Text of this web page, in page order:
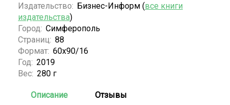
Издательство: Бизнес-Информ (все книги
издательства)
Город: Симферополь
Страниц: 88
Формат: 60х90/16
Год: 2019
Вес: 280 г
Описание Отзывы